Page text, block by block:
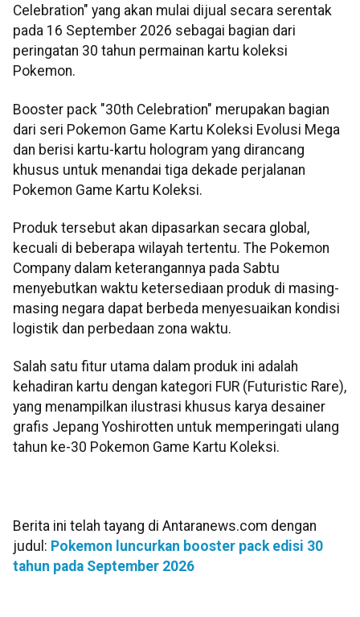
Celebration" yang akan mulai dijual secara serentak
pada 16 September 2026 sebagai bagian dari
peringatan 30 tahun permainan kartu koleksi
Pokemon.
Booster pack "30th Celebration" merupakan bagian
dari seri Pokemon Game Kartu Koleksi Evolusi Mega
dan berisi kartu-kartu hologram yang dirancang
khusus untuk menandai tiga dekade perjalanan
Pokemon Game Kartu Koleksi.
Produk tersebut akan dipasarkan secara global,
kecuali di beberapa wilayah tertentu. The Pokemon
Company dalam keterangannya pada Sabtu
menyebutkan waktu ketersediaan produk di masing-
masing negara dapat berbeda menyesuaikan kondisi
logistik dan perbedaan zona waktu.
Salah satu fitur utama dalam produk ini adalah
kehadiran kartu dengan kategori FUR (Futuristic Rare),
yang menampilkan ilustrasi khusus karya desainer
grafis Jepang Yoshirotten untuk memperingati ulang
tahun ke-30 Pokemon Game Kartu Koleksi.
Berita ini telah tayang di Antaranews.com dengan
judul: Pokemon luncurkan booster pack edisi 30
tahun pada September 2026